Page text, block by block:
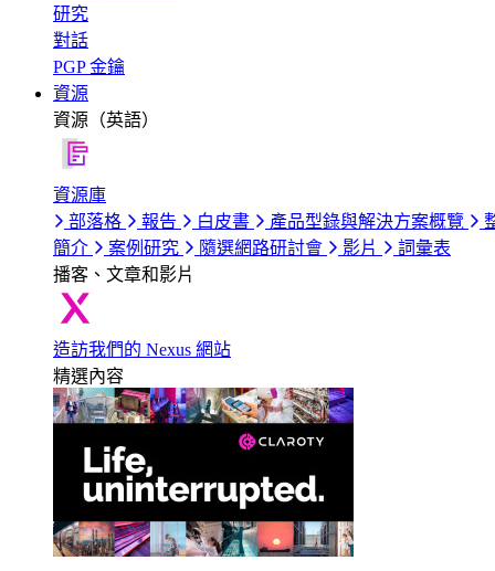
研究
對話
PGP 金鑰
資源
資源（英語）
資源庫
部落格
報告 白皮書 產品型錄與解決方案概覽
簡介
案例研究 隨選網路研討會 影片
詞彙表
播客、文章和影片
造訪我們的 Nexus 網站
精選內容